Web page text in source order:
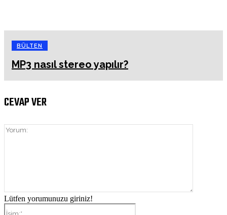
BÜLTEN
MP3 nasıl stereo yapılır?
CEVAP VER
Lütfen yorumunuzu giriniz!